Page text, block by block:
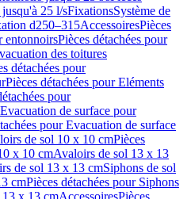
25 l/sFixationsSystème de
d250–315AccessoiresPièces
entonnoirsPièces détachées pour
des toitures
détachées pour
Pièces détachées pour Eléments
pour
Evacuation de surface pour
pour Evacuation de surface
de sol 10 x 10 cmPièces
x 10 cmAvaloirs de sol 13 x 13
de sol 13 x 13 cmSiphons de sol
cmPièces détachées pour Siphons
13 x 13 cmAccessoiresPièces